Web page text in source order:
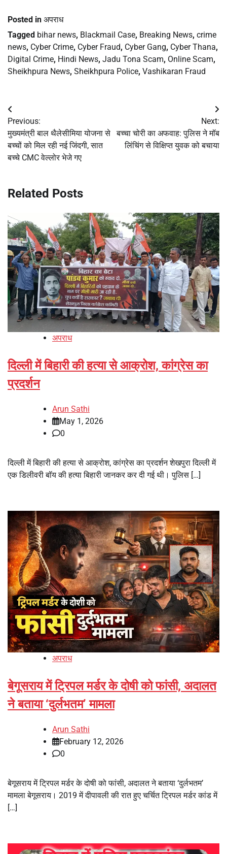
Posted in अपराध
Tagged bihar news, Blackmail Case, Breaking News, crime
news, Cyber Crime, Cyber Fraud, Cyber Gang, Cyber Thana,
Digital Crime, Hindi News, Jadu Tona Scam, Online Scam,
Sheikhpura News, Sheikhpura Police, Vashikaran Fraud
Post
navigation
Previous:
मुख्यमंत्री बाल थैलेसीमिया योजना से
बच्चों को मिल रही नई जिंदगी, सात
बच्चे CMC वेल्लोर भेजे गए
Next:
बच्चा चोरी का अफवाह: पुलिस ने मॉब
लिंचिंग से विक्षिप्त युवक को बचाया
Related Posts
अपराध
दिल्ली में बिहारी की हत्या से आक्रोश, कांग्रेस का
प्रदर्शन
Arun Sathi
May 1, 2026
0
दिल्ली में बिहारी की हत्या से आक्रोश, कांग्रेस का प्रदर्शन शेखपुरा दिल्ली में
एक डिलीवरी बॉय की हत्या बिहारी जानकर कर दी गई थी। पुलिस […]
अपराध
बेगूसराय में ट्रिपल मर्डर के दोषी को फांसी, अदालत
ने बताया ‘दुर्लभतम’ मामला
Arun Sathi
February 12, 2026
0
बेगूसराय में ट्रिपल मर्डर के दोषी को फांसी, अदालत ने बताया ‘दुर्लभतम’
मामला बेगूसराय। 2019 में दीपावली की रात हुए चर्चित ट्रिपल मर्डर कांड में
[…]